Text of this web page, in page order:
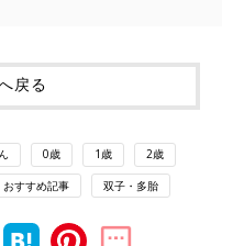
戻る
0歳 1歳 2歳
おすすめ記事 双子・多胎